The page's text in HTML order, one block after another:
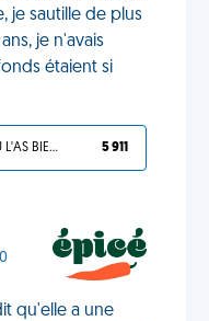
je sautille de plus
je n'avais
étaient si
TU L'AS BIEN MÉRITÉ 5 911
qu'elle a une